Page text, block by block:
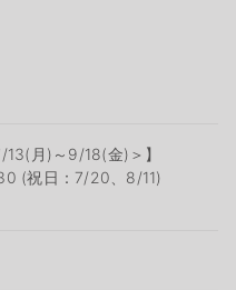
13(月)～9/18(金)＞】
(祝日：7/20、8/11)